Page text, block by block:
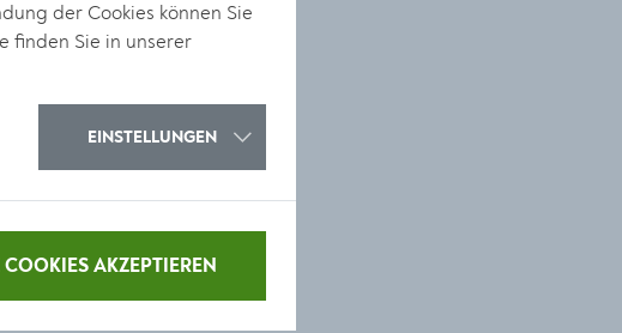
der Cookies können Sie
finden Sie in unserer
EINSTELLUNGEN
COOKIES AKZEPTIEREN